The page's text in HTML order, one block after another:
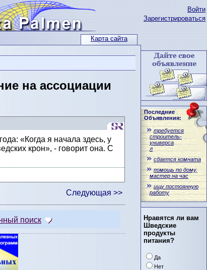
Карта сайта
Войти
Зарегистрироваться
Последние
Объявления:
требуется
строитель-
универса
л
сдается комната
помощь по дому,
мастер на час
ищу постоянную
работу
Нравятся ли вам
Шведские
продукты
питания?
Да
Нет
на ассоциации
«Когда я начала здесь, у
крон», - говорит она. С
Следующая >>
поиск